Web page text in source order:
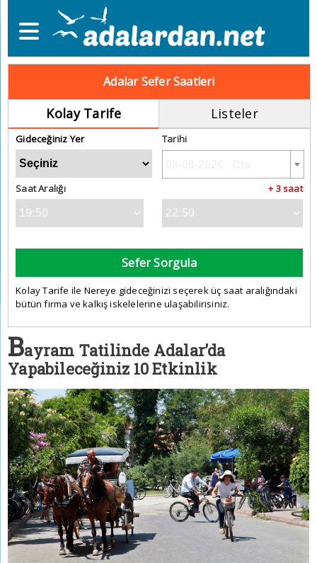
Adalar Sefer Saatleri
Kolay Tarife Listeler
Gideceğiniz Yer Tarihi
Saat Aralığı + 3 saat
Sefer Sorgula
Kolay Tarife ile Nereye gideceğinizi seçerek üç saat aralığındaki
bütün firma ve kalkış iskelelerine ulaşabilirisiniz.
Bayram Tatilinde Adalar’da
Yapabileceğiniz 10 Etkinlik